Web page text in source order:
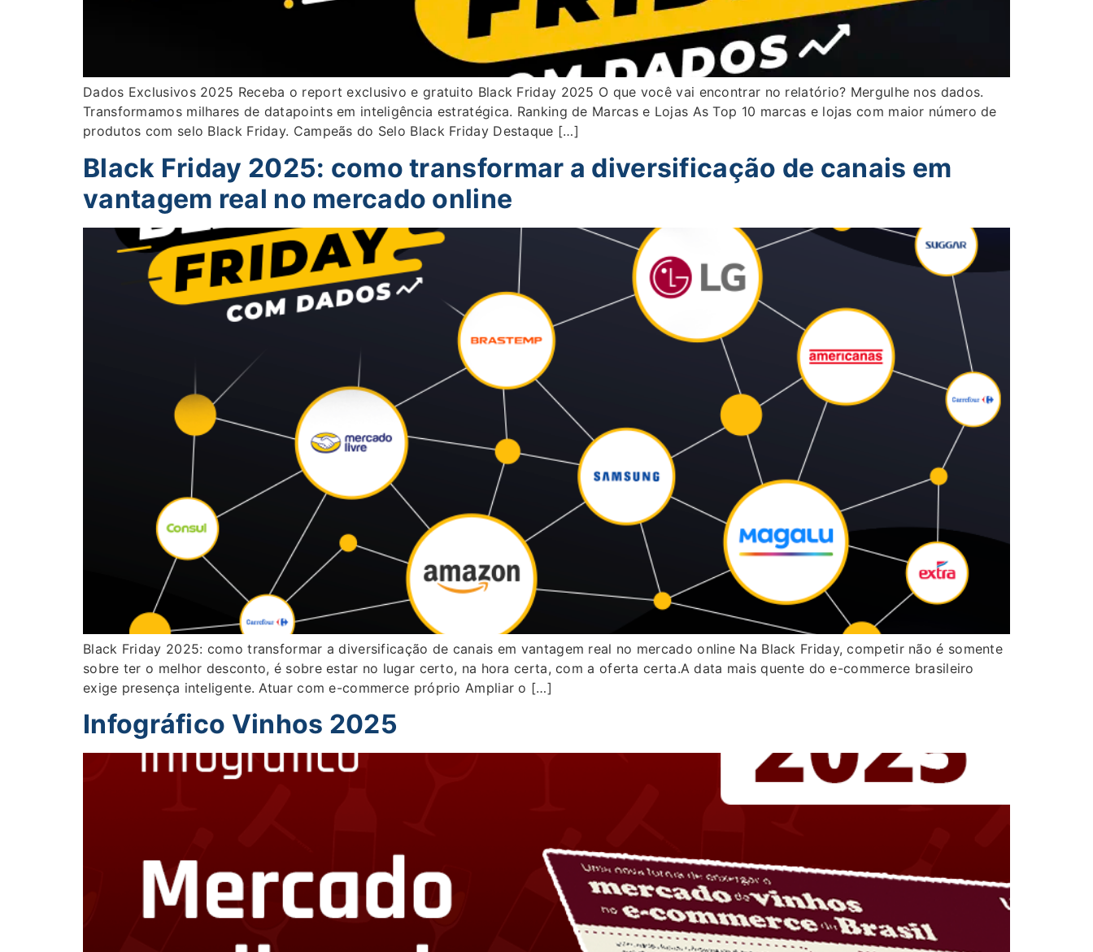
Dados Exclusivos 2025 Receba o report exclusivo e gratuito Black Friday 2025 O que você vai encontrar no relatório? Mergulhe nos dados.
Transformamos milhares de datapoints em inteligência estratégica. Ranking de Marcas e Lojas As Top 10 marcas e lojas com maior número de
produtos com selo Black Friday. Campeãs do Selo Black Friday Destaque […]
Black Friday 2025: como transformar a diversificação de canais em
vantagem real no mercado online​
Black Friday 2025: como transformar a diversificação de canais em vantagem real no mercado online Na Black Friday, competir não é somente
sobre ter o melhor desconto, é sobre estar no lugar certo, na hora certa, com a oferta certa.A data mais quente do e-commerce brasileiro
exige presença inteligente. Atuar com e-commerce próprio Ampliar o […]
Infográfico Vinhos 2025